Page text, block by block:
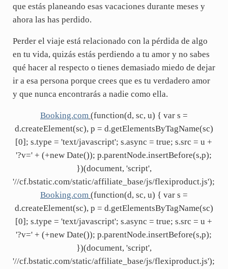
que estás planeando esas vacaciones durante meses y
ahora las has perdido.
Perder el viaje está relacionado con la pérdida de algo
en tu vida, quizás estás perdiendo a tu amor y no sabes
qué hacer al respecto o tienes demasiado miedo de dejar
ir a esa persona porque crees que es tu verdadero amor
y que nunca encontrarás a nadie como ella.
Booking.com (function(d, sc, u) { var s =
d.createElement(sc), p = d.getElementsByTagName(sc)
[0]; s.type = 'text/javascript'; s.async = true; s.src = u +
'?v=' + (+new Date()); p.parentNode.insertBefore(s,p);
})(document, 'script',
'//cf.bstatic.com/static/affiliate_base/js/flexiproduct.js');
Booking.com (function(d, sc, u) { var s =
d.createElement(sc), p = d.getElementsByTagName(sc)
[0]; s.type = 'text/javascript'; s.async = true; s.src = u +
'?v=' + (+new Date()); p.parentNode.insertBefore(s,p);
})(document, 'script',
'//cf.bstatic.com/static/affiliate_base/js/flexiproduct.js');